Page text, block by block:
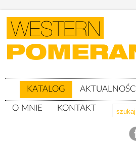
KATALOG AKTUALNOŚCI
O MNIE KONTAKT